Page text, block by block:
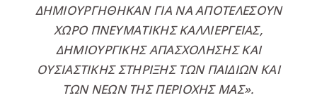
ΔΗΜΙΟΥΡΓΉΘΗΚΑΝ ΓΙΑ ΝΑ ΑΠΟΤΕΛΈΣΟΥΝ
ΧΏΡΟ ΠΝΕΥΜΑΤΙΚΉΣ ΚΑΛΛΙΈΡΓΕΙΑΣ,
ΔΗΜΙΟΥΡΓΙΚΉΣ ΑΠΑΣΧΌΛΗΣΗΣ ΚΑΙ
ΟΥΣΙΑΣΤΙΚΉΣ ΣΤΉΡΙΞΗΣ ΤΩΝ ΠΑΙΔΙΏΝ ΚΑΙ
ΤΩΝ ΝΈΩΝ ΤΗΣ ΠΕΡΙΟΧΉΣ ΜΑΣ».